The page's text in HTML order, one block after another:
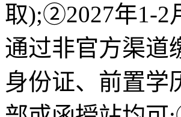
取);②2027年1-2
通过非官方渠道
身份证、前置学